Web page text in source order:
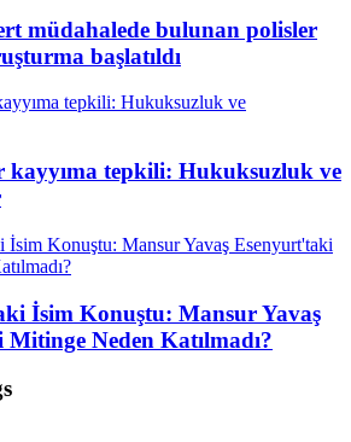
müdahalede bulunan polisler
başlatıldı
kayyıma tepkili: Hukuksuzluk ve
İsim Konuştu: Mansur Yavaş
Neden Katılmadı?